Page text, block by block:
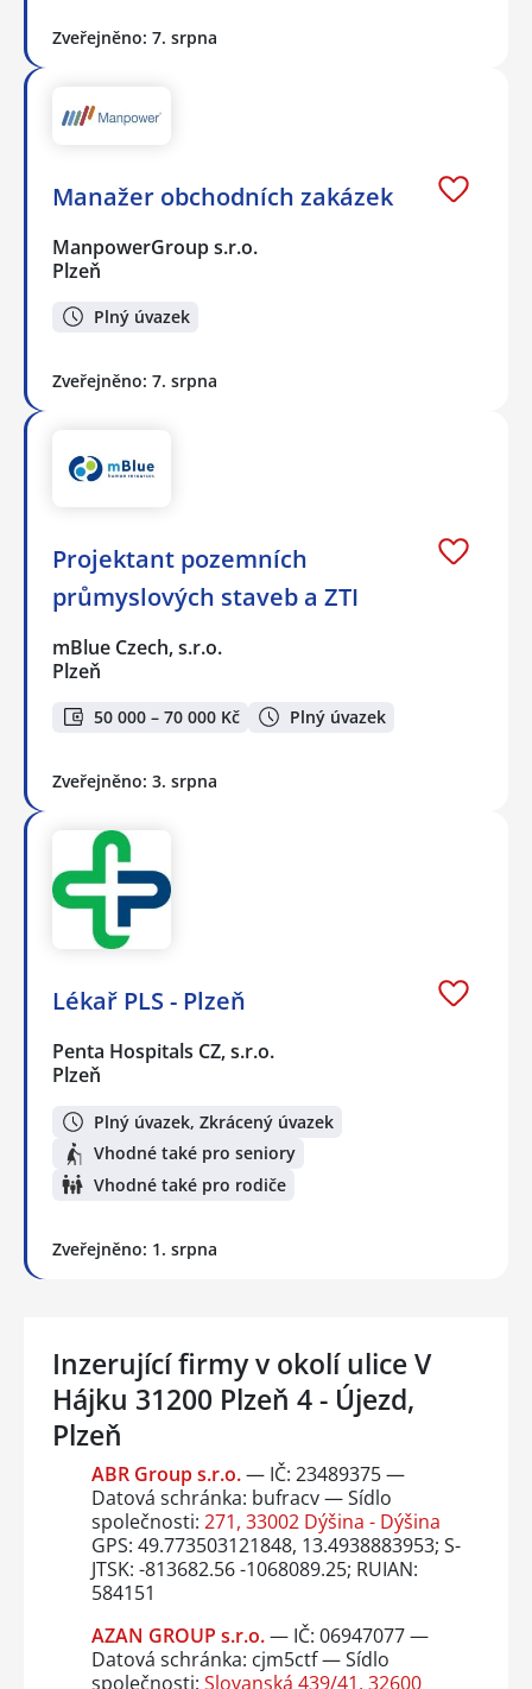
Zveřejněno: 7. srpna
Manažer obchodních zakázek
ManpowerGroup s.r.o.
Plzeň
Plný úvazek
Zveřejněno: 7. srpna
Projektant pozemních
průmyslových staveb a ZTI
mBlue Czech, s.r.o.
Plzeň
50 000 – 70 000 Kč Plný úvazek
Zveřejněno: 3. srpna
Lékař PLS - Plzeň
Penta Hospitals CZ, s.r.o.
Plzeň
Plný úvazek, Zkrácený úvazek
Vhodné také pro seniory
Vhodné také pro rodiče
Zveřejněno: 1. srpna
Inzerující firmy v okolí ulice V
Hájku 31200 Plzeň 4 - Újezd,
Plzeň
ABR Group s.r.o.— IČ: 23489375 —
Datová schránka: bufracv — Sídlo
společnosti: 271, 33002 Dýšina - Dýšina
GPS: 49.773503121848, 13.4938883953; S-
JTSK: -813682.56 -1068089.25; RUIAN:
584151
AZAN GROUP s.r.o.— IČ: 06947077 —
Datová schránka: cjm5ctf — Sídlo
společnosti: Slovanská 439/41, 32600